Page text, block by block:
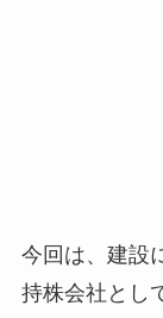
今回は、建設
持株会社とし